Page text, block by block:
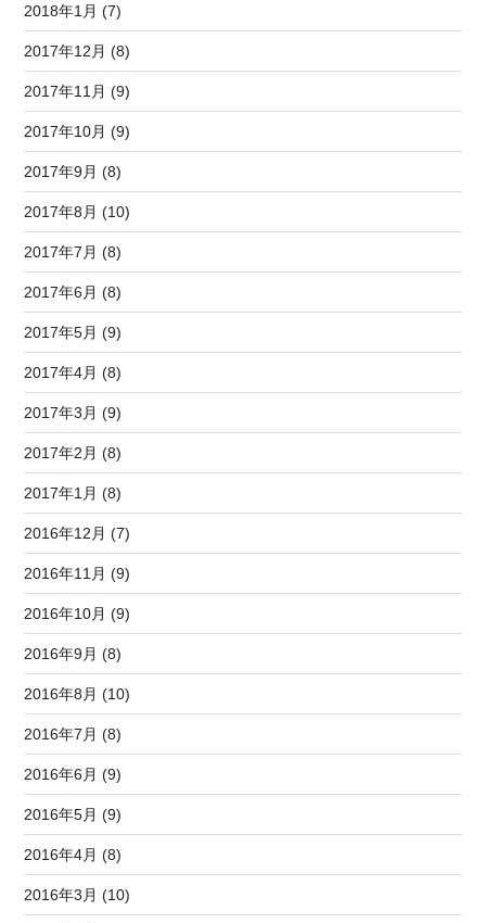
2018年1月 (7)
2017年12月 (8)
2017年11月 (9)
2017年10月 (9)
2017年9月 (8)
2017年8月 (10)
2017年7月 (8)
2017年6月 (8)
2017年5月 (9)
2017年4月 (8)
2017年3月 (9)
2017年2月 (8)
2017年1月 (8)
2016年12月 (7)
2016年11月 (9)
2016年10月 (9)
2016年9月 (8)
2016年8月 (10)
2016年7月 (8)
2016年6月 (9)
2016年5月 (9)
2016年4月 (8)
2016年3月 (10)